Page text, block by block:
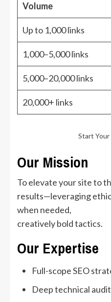
Volume
Up to 1,000 links
1,000–5,000 links
5,000–20,000 links
20,000+ links
Start Your
Our Mission
To elevate your site to
results—leveraging
when needed,
creatively bold tactics.
Our Expertise
Full-scope SEO
Deep technical